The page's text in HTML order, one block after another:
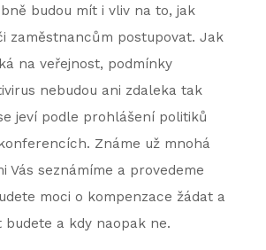
budou mít i vliv na to, jak
zaměstnancům postupovat. Jak
na veřejnost, podmínky
nebudou ani zdaleka tak
jeví podle prohlášení politiků
Známe už mnohá
Vás seznámíme a provedeme
moci o kompenzace žádat a
a kdy naopak ne.